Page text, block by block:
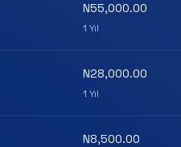
N55,000.00
1 Yıl
N28,000.00
1 Yıl
N8,500.00